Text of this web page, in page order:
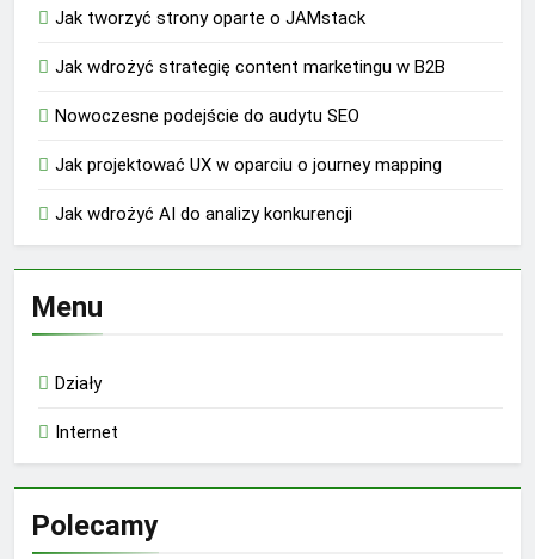
Jak tworzyć strony oparte o JAMstack
Jak wdrożyć strategię content marketingu w B2B
Nowoczesne podejście do audytu SEO
Jak projektować UX w oparciu o journey mapping
Jak wdrożyć AI do analizy konkurencji
Menu
Działy
Internet
Polecamy